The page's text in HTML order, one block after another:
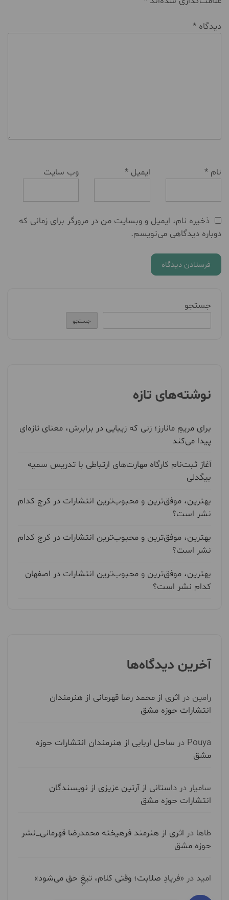
دیدگاه *
نام * ایمیل* وب‌ سایت
ذخیره نام، ایمیل و وبسایت من در مرورگر برای زمانی که
دوباره دیدگاهی می‌نویسم.
جستجو
جستجو
نوشته‌های تازه
برای مریمِ مانارز؛ زنی که زیبایی در برابرش، معنای تازه‌ای
پیدا می‌کند
آغاز ثبت‌نام کارگاه مهارت‌های ارتباطی با تدریس سمیه
بیگدلی
بهترین، موفق‌ترین و محبوب‌ترین انتشارات در کرج کدام
نشر است؟
بهترین، موفق‌ترین و محبوب‌ترین انتشارات در کرج کدام
نشر است؟
بهترین، موفق‌ترین و محبوب‌ترین انتشارات در اصفهان
کدام نشر است؟
آخرین دیدگاه‌ها
رامین در اثری از محمد رضا قهرمانی از هنرمندان
انتشارات حوزه مشق
Pouya در ساحل اربابی از هنرمندان انتشارات حوزه
مشق
سامیار در داستانی از آرتین عزیزی از نویسندگان
انتشارات حوزه مشق
طاها در اثری از هنرمند فرهیخته محمدرضا قهرمانی_نشر
حوزه مشق
امید در «فریادِ صلابت؛ وقتی کلام، تیغِ حق می‌شود»